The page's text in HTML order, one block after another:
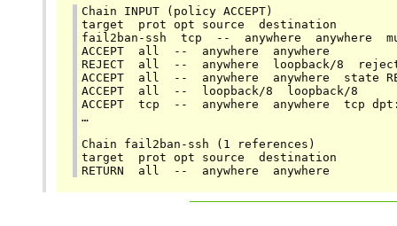
Chain INPUT (policy ACCEPT)
target  prot opt source  destination
fail2ban-ssh  tcp  --  anywhere  anywhere
ACCEPT  all  --  anywhere  anywhere
REJECT  all  --  anywhere  loopback/8
ACCEPT  all  --  anywhere  anywhere  state
ACCEPT  all  --  loopback/8  loopback/8
ACCEPT  tcp  --  anywhere  anywhere  tcp
…
Chain fail2ban-ssh (1 references)
target  prot opt source  destination
RETURN  all  --  anywhere  anywhere